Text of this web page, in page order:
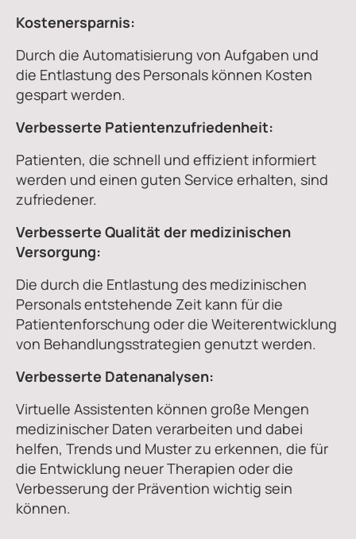
Kostenersparnis:
Durch die Automatisierung von Aufgaben und
die Entlastung des Personals können Kosten
gespart werden.
Verbesserte Patientenzufriedenheit:
Patienten, die schnell und effizient informiert
werden und einen guten Service erhalten, sind
zufriedener.
Verbesserte Qualität der medizinischen
Versorgung:
Die durch die Entlastung des medizinischen
Personals entstehende Zeit kann für die
Patientenforschung oder die Weiterentwicklung
von Behandlungsstrategien genutzt werden.
Verbesserte Datenanalysen:
Virtuelle Assistenten können große Mengen
medizinischer Daten verarbeiten und dabei
helfen, Trends und Muster zu erkennen, die für
die Entwicklung neuer Therapien oder die
Verbesserung der Prävention wichtig sein
können.